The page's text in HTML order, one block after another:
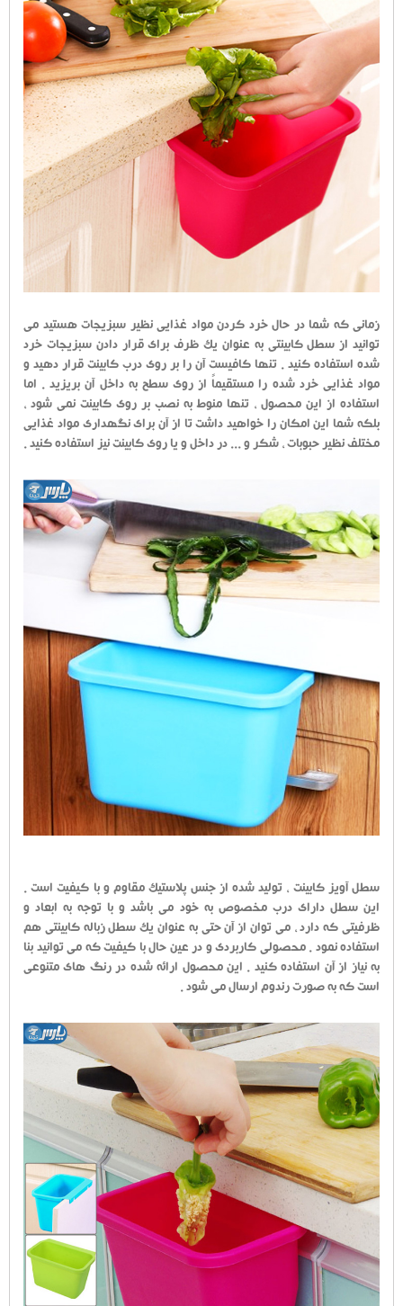
زمانی که شما در حال خرد کردن مواد غذایی نظیر سبزیجات هستید می
توانید از سطل کابینتی به عنوان یک ظرف برای قرار دادن سبزیجات خرد
شده استفاده کنید . تنها کافیست آن را بر روی درب کابینت قرار دهید و
مواد غذایی خرد شده را مستقیماً از روی سطح به داخل آن بریزید . اما
استفاده از این محصول ، تنها منوط به نصب بر روی کابینت نمی شود ،
بلکه شما این امکان را خواهید داشت تا از آن برای نگهداری مواد غذایی
مختلف نظیر حبوبات ، شکر و ... در داخل و یا روی کابینت نیز استفاده کنید .
سطل آویز کابینت ، تولید شده از جنس پلاستیک مقاوم و با کیفیت است .
این سطل دارای درب مخصوص به خود می باشد و با توجه به ابعاد و
ظرفیتی که دارد ، می توان از آن حتی به عنوان یک سطل زباله کابینتی هم
استفاده نمود . محصولی کاربردی و در عین حال با کیفیت که می توانید بنا
به نیاز از آن استفاده کنید . این محصول ارائه شده در رنگ های متنوعی
است که به صورت رندوم ارسال می شود .